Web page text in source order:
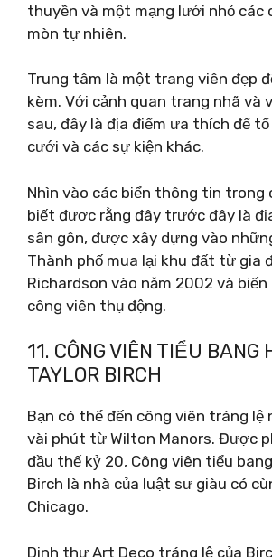
thuyền và một mạng lưới nhỏ các
mòn tự nhiên.
Trung tâm là một trang viên đẹp
kèm. Với cảnh quan trang nhã và
sau, đây là địa điểm ưa thích để
cưới và các sự kiện khác.
Nhìn vào các biển thông tin trong
biết được rằng đây trước đây là
sân gôn, được xây dựng vào
Thành phố mua lại khu đất từ ​​gia
Richardson vào năm 2002 và
công viên thụ động.
11. CÔNG VIÊN TIỂU BANG
TAYLOR BIRCH
Bạn có thể đến công viên tráng lệ
vài phút từ Wilton Manors. Được
đầu thế kỷ 20, Công viên tiểu
Birch là nhà của luật sư giàu có
Chicago.
Dinh thự Art Deco tráng lệ của